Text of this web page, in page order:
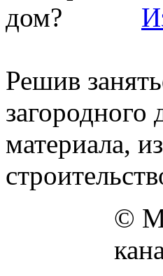
Решив
загородного
материала,
©